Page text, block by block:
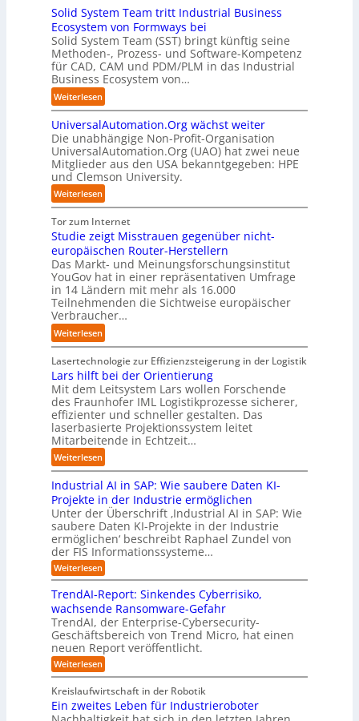
a
h
r
e
n
f
ü
r
d
e
n
G
i
g
a
c
t
o
r
y
-
A
u
b
a
u
u
m
C
o
-
C
E
O
e
c
h
e
n
z
e
n
t
r
e
n
i
n
D
e
u
t
s
c
h
l
a
n
d
:
T
r
e
f
f
p
u
k
t
f
ü
r
p
r
a
x
i
s
n
a
h
e
A
u
t
o
m
a
t
i
s
i
e
r
u
n
g
s
l
ö
s
u
n
g
e
n
b
:
D
i
s
r
u
p
t
b
l
i
c
k
t
f
d
i
e
Z
u
k
u
f
t
d
e
r
I
n
d
u
s
t
r
i
e
a
u
t
o
m
a
t
i
s
i
e
r
Solid System Team tritt Industrial Business
Ecosystem von Formways bei
Solid System Team (SST) bringt künftig seine
Methoden-, Prozess- und Software-Kompetenz
für CAD, CAM und PDM/PLM in das Industrial
Business Ecosystem von…
Weiterlesen:
S
o
l
i
d
S
y
s
t
e
m
T
e
a
m
t
r
i
t
I
n
d
u
s
t
r
a
l
u
s
i
n
s
s
E
c
o
s
y
s
t
UniversalAutomation.Org wächst weiter
Die unabhängige Non-Profit-Organisation
UniversalAutomation.Org (UAO) hat zwei neue
Mitglieder aus den USA bekanntgegeben: HPE
und Clemson University.
Weiterlesen:
U
n
i
v
e
r
s
a
l
A
u
o
m
a
t
i
o
n
.
O
r
g
w
ä
c
h
s
t
w
e
i
t
e
r
Tor zum Internet
Studie zeigt Misstrauen gegenüber nicht-
europäischen Router-Herstellern
Das Markt- und Meinungsforschungsinstitut
YouGov hat in einer repräsentativen Umfrage
in 14 Ländern mit mehr als 16.000
Teilnehmenden die Sichtweise europäischer
Verbraucher…
Weiterlesen:
S
t
u
d
i
e
z
e
g
t
M
i
s
s
t
r
a
u
e
n
g
e
g
e
n
b
Lasertechnologie zur Effizienzsteigerung in der Logistik
Lars hilft bei der Orientierung
Mit dem Leitsystem Lars wollen Forschende
des Fraunhofer IML Logistikprozesse sicherer,
effizienter und schneller gestalten. Das
laserbasierte Projektionssystem leitet
Mitarbeitende in Echtzeit…
Weiterlesen:
L
a
r
s
h
i
l
f
t
b
e
i
d
e
r
O
r
i
e
Industrial AI in SAP: Wie saubere Daten KI-
Projekte in der Industrie ermöglichen
Unter der Überschrift ‚Industrial AI in SAP: Wie
saubere Daten KI-Projekte in der Industrie
ermöglichen‘ beschreibt Raphael Zundel von
der FIS Informationssysteme…
Weiterlesen:
I
n
d
u
s
t
r
i
a
l
A
I
i
TrendAI-Report: Sinkendes Cyberrisiko,
wachsende Ransomware-Gefahr
TrendAI, der Enterprise-Cybersecurity-
Geschäftsbereich von Trend Micro, hat einen
neuen Report veröffentlicht.
Weiterlesen:
T
r
e
n
Kreislaufwirtschaft in der Robotik
Ein zweites Leben für Industrieroboter